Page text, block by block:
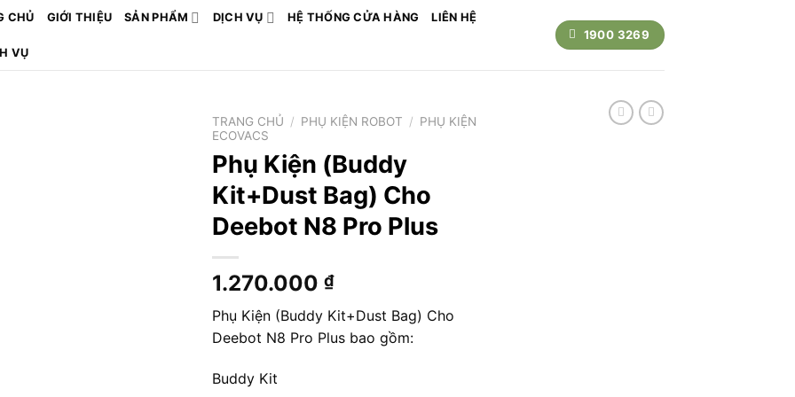
CHỦ GIỚI THIỆU SẢN PHẨM DỊCH VỤ HỆ THỐNG CỬA HÀNG LIÊN HỆ
VỤ
1900 3269
TRANG CHỦ / PHỤ KIỆN ROBOT / PHỤ KIỆN
ECOVACS
Phụ Kiện (Buddy
Kit+Dust Bag) Cho
Deebot N8 Pro Plus
1.270.000 ₫
Phụ Kiện (Buddy Kit+Dust Bag) Cho
Deebot N8 Pro Plus bao gồm:
Buddy Kit